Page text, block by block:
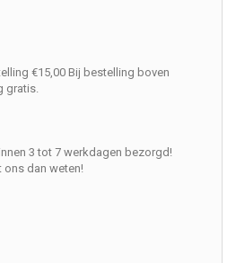
€15,00 Bij bestelling boven
gratis.
3 tot 7 werkdagen bezorgd!
ons dan weten!